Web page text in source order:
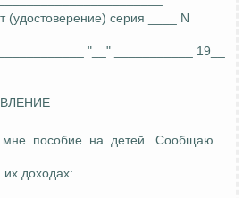
(удостоверение) серия ____ N
"__" ___________ 19__
мне пособие на детей. Сообщаю
доходах: